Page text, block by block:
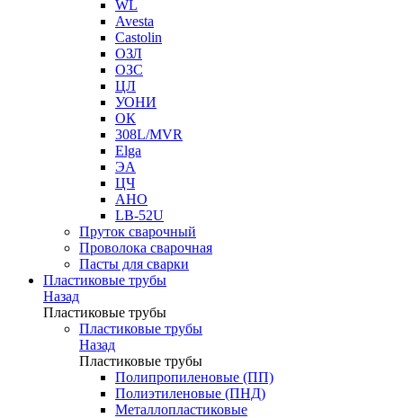
WL
Avesta
Castolin
ОЗЛ
ОЗС
ЦЛ
УОНИ
ОК
308L/MVR
Elga
ЭА
ЦЧ
АНО
LB-52U
Пруток сварочный
Проволока сварочная
Пасты для сварки
Пластиковые трубы
Назад
Пластиковые трубы
Пластиковые трубы
Назад
Пластиковые трубы
Полипропиленовые (ПП)
Полиэтиленовые (ПНД)
Металлопластиковые